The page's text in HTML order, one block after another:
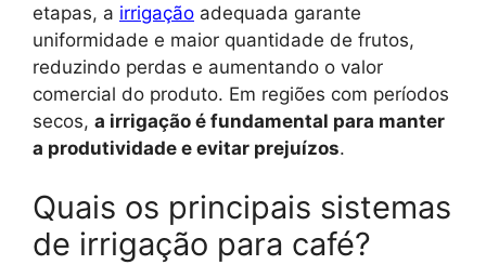
etapas, a irrigação adequada garante
uniformidade e maior quantidade de frutos,
reduzindo perdas e aumentando o valor
comercial do produto. Em regiões com períodos
secos, a irrigação é fundamental para manter
a produtividade e evitar prejuízos.
Quais os principais sistemas
de irrigação para café?